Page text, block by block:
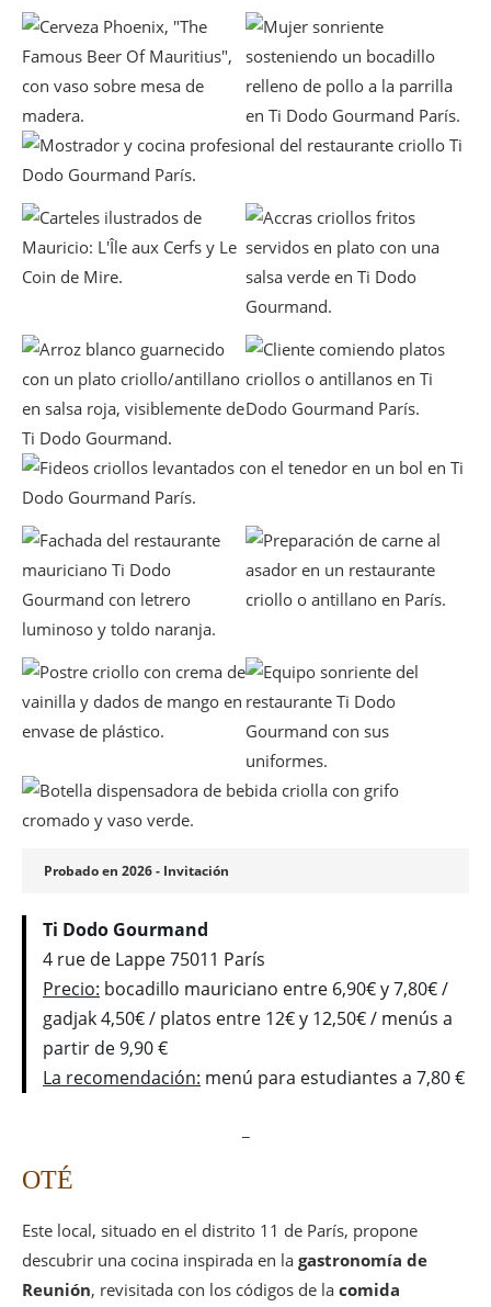
Probado en 2026 - Invitación
Ti Dodo Gourmand
4 rue de Lappe 75011 París
Precio: bocadillo mauriciano entre 6,90€ y 7,80€ /
gadjak 4,50€ / platos entre 12€ y 12,50€ / menús a
partir de 9,90 €
La recomendación: menú para estudiantes a 7,80 €
OTÉ
Este local, situado en el distrito 11 de París, propone
descubrir una cocina inspirada en la gastronomía de
Reunión, revisitada con los códigos de la comida